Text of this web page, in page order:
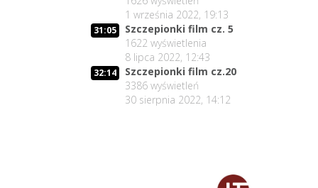
1 września 2022, 19:13
31:05
Szczepionki film cz. 5
1622 wyświetlenia
8 lipca 2022, 12:43
32:14
Szczepionki film cz.20
3386 wyświetleń
30 sierpnia 2022, 14:12